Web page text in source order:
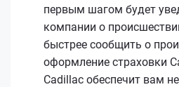
первым шагом будет
компании о
быстрее сообщить о
оформление страховки
Cadillac обеспечит вам